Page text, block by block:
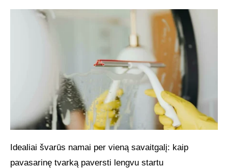
Idealiai švarūs namai per vieną savaitgalį: kaip
pavasarinę tvarką paversti lengvu startu